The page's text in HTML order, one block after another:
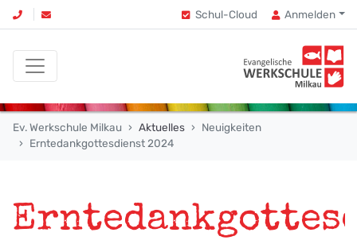
Schul-Cloud Anmelden
Ev. Werkschule Milkau Aktuelles
Neuigkeiten
Erntedankgottesdienst 2024